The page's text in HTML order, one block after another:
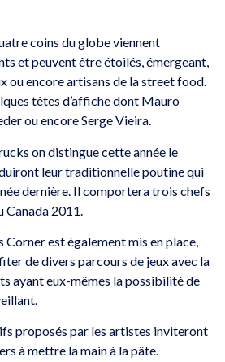
coins du globe viennent
et peuvent être étoilés, émergeant,
ou encore artisans de la street food.
têtes d’affiche dont Mauro
ou encore Serge Vieira.
on distingue cette année le
leur traditionnelle poutine qui
dernière. Il comportera trois chefs
2011.
Corner est également mis en place,
de divers parcours de jeux avec la
ayant eux-mêmes la possibilité de
proposés par les artistes inviteront
à mettre la main à la pâte.